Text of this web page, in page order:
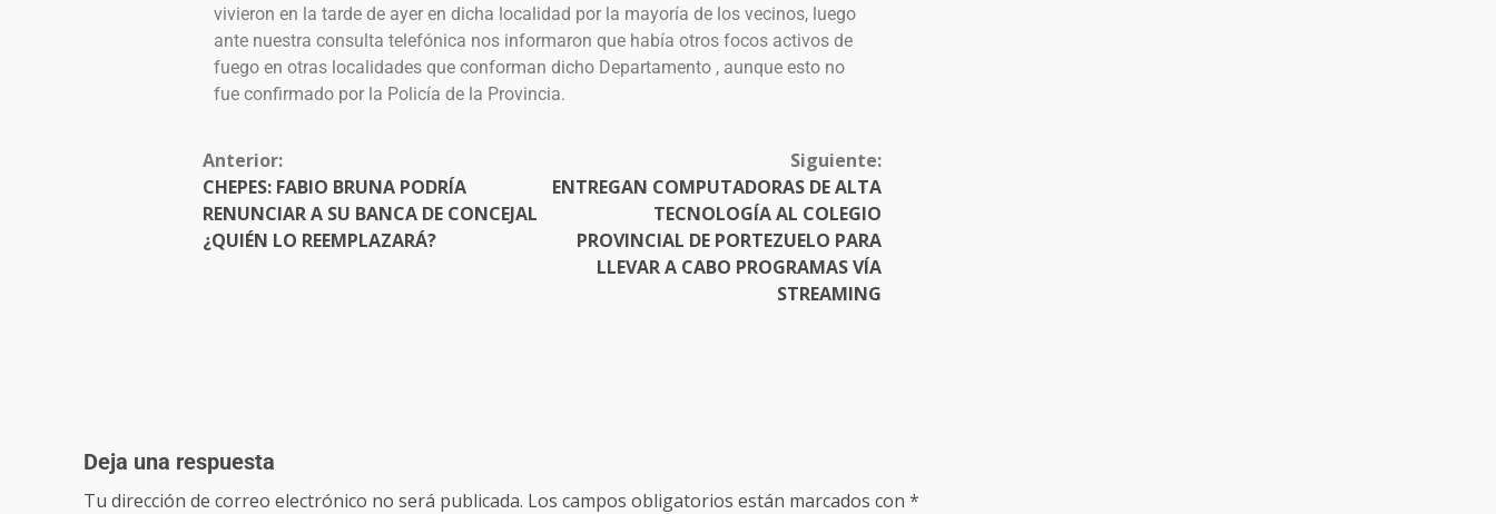
vivieron en la tarde de ayer en dicha localidad por la mayoría de los vecinos, luego
ante nuestra consulta telefónica nos informaron que había otros focos activos de
fuego en otras localidades que conforman dicho Departamento , aunque esto no
fue confirmado por la Policía de la Provincia.
Anterior:
CHEPES: FABIO BRUNA PODRÍA
RENUNCIAR A SU BANCA DE CONCEJAL
¿QUIÉN LO REEMPLAZARÁ?
Siguiente:
ENTREGAN COMPUTADORAS DE ALTA
TECNOLOGÍA AL COLEGIO
PROVINCIAL DE PORTEZUELO PARA
LLEVAR A CABO PROGRAMAS VÍA
STREAMING
Deja una respuesta
Tu dirección de correo electrónico no será publicada. Los campos obligatorios están marcados con *